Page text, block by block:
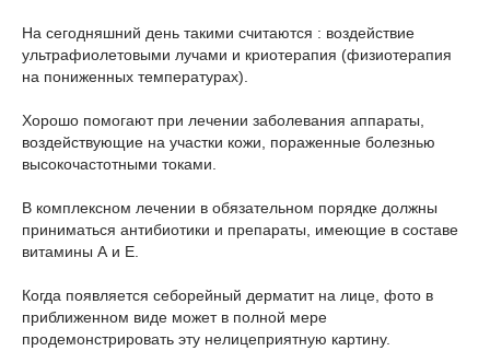
На сегодняшний день такими считаются : воздействие
ультрафиолетовыми лучами и криотерапия (физиотерапия
на пониженных температурах).
Хорошо помогают при лечении заболевания аппараты,
воздействующие на участки кожи, пораженные болезнью
высокочастотными токами.
В комплексном лечении в обязательном порядке должны
приниматься антибиотики и препараты, имеющие в составе
витамины А и Е.
Когда появляется себорейный дерматит на лице, фото в
приближенном виде может в полной мере
продемонстрировать эту нелицеприятную картину.